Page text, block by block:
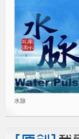
水脉